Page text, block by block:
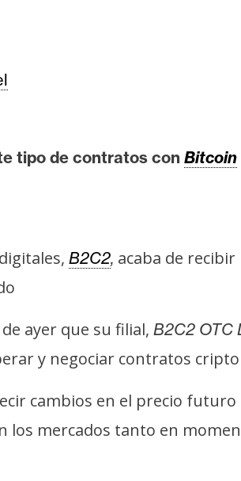
tipo de contratos con Bitcoin
B2C2, acaba de
ayer que su filial, B2C2 OTC
y negociar contratos
cambios en el precio
mercados tanto en